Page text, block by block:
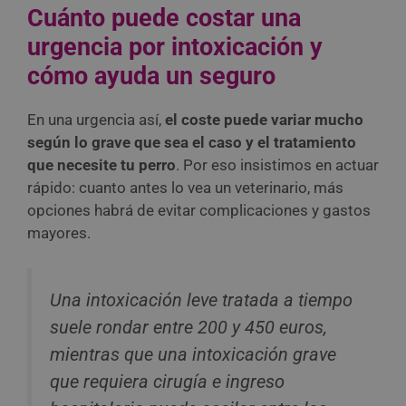
Cuánto puede costar una
urgencia por intoxicación y
cómo ayuda un seguro
En una urgencia así, el coste puede variar mucho
según lo grave que sea el caso y el tratamiento
que necesite tu perro. Por eso insistimos en actuar
rápido: cuanto antes lo vea un veterinario, más
opciones habrá de evitar complicaciones y gastos
mayores.
Una intoxicación leve tratada a tiempo
suele rondar entre 200 y 450 euros,
mientras que una intoxicación grave
que requiera cirugía e ingreso